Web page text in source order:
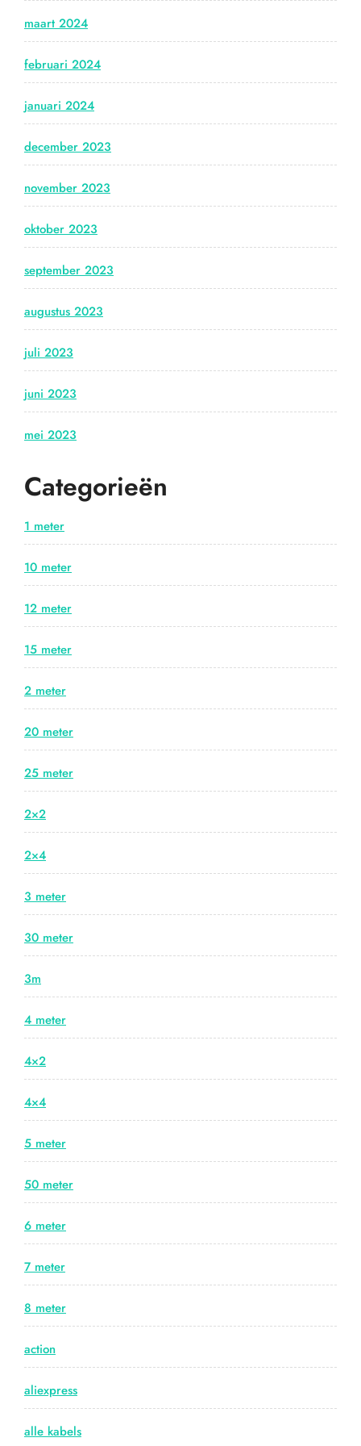
maart 2024
februari 2024
januari 2024
december 2023
november 2023
oktober 2023
september 2023
augustus 2023
juli 2023
juni 2023
mei 2023
Categorieën
1 meter
10 meter
12 meter
15 meter
2 meter
20 meter
25 meter
2×2
2×4
3 meter
30 meter
3m
4 meter
4×2
4×4
5 meter
50 meter
6 meter
7 meter
8 meter
action
aliexpress
alle kabels